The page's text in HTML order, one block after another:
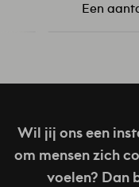
Een
Wil jij ons een
om mensen zich
voelen? Dan